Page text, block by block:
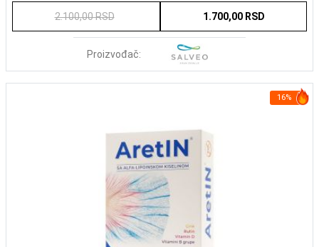
2.100,00 RSD 1.700,00 RSD
Proizvođač:
16%